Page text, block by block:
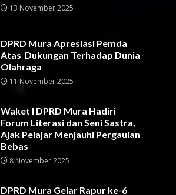
13 November 2025
DPRD Mura Apresiasi Pemda
Atas Dukungan Terhadap Dunia
Olahraga
11 November 2025
Waket I DPRD Mura Hadiri
Forum Literasi dan Seni Sastra,
Ajak Pelajar Menjauhi Pergaulan
Bebas
8 November 2025
DPRD Mura Gelar Rapur ke-6